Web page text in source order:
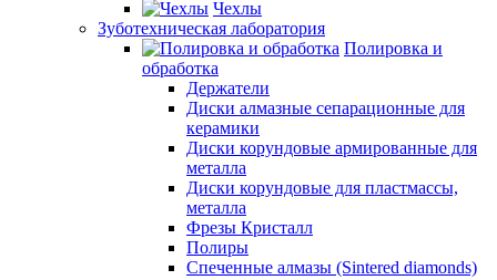
Чехлы
Зуботехническая лаборатория
Полировка и
обработка
Держатели
Диски алмазные сепарационные для
керамики
Диски корундовые армированные для
металла
Диски корундовые для пластмассы,
металла
Фрезы Кристалл
Полиры
Спеченные алмазы (Sintered diamonds)